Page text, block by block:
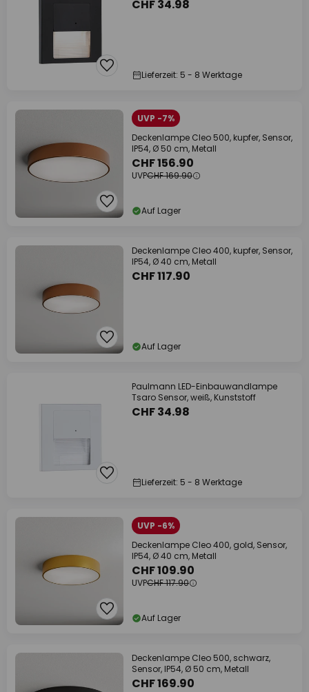
CHF 34.98
Lieferzeit: 5 - 8 Werktage
UVP -7%
Deckenlampe Cleo 500, kupfer, Sensor,
IP54, Ø 50 cm, Metall
CHF 156.90
UVPCHF 169.90
Auf Lager
Deckenlampe Cleo 400, kupfer, Sensor,
IP54, Ø 40 cm, Metall
CHF 117.90
Auf Lager
Paulmann LED-Einbauwandlampe
Tsaro Sensor, weiß, Kunststoff
CHF 34.98
Lieferzeit: 5 - 8 Werktage
UVP -6%
Deckenlampe Cleo 400, gold, Sensor,
IP54, Ø 40 cm, Metall
CHF 109.90
UVPCHF 117.90
Auf Lager
Deckenlampe Cleo 500, schwarz,
Sensor, IP54, Ø 50 cm, Metall
CHF 169.90